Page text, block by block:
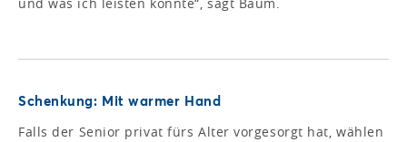
Schenkung: Mit warmer Hand
Falls der Senior privat fürs Alter vorgesorgt hat, wählen